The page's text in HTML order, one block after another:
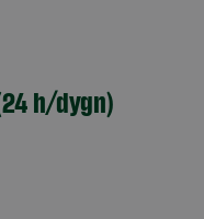
h/dygn)